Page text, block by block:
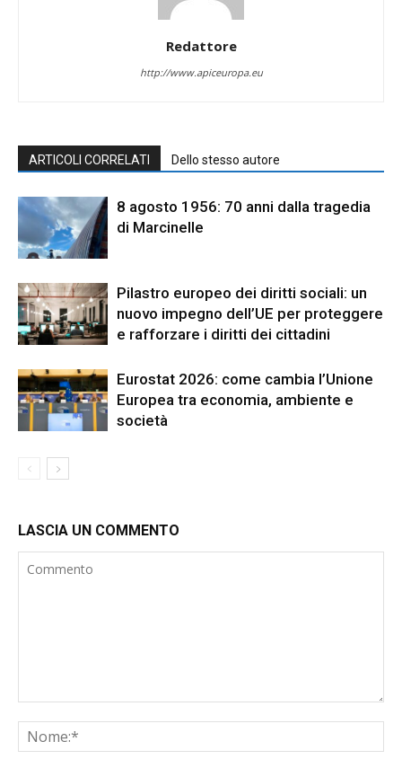
Redattore
http://www.apiceuropa.eu
ARTICOLI CORRELATI Dello stesso autore
8 agosto 1956: 70 anni dalla tragedia
di Marcinelle
Pilastro europeo dei diritti sociali: un
nuovo impegno dell’UE per proteggere
e rafforzare i diritti dei cittadini
Eurostat 2026: come cambia l’Unione
Europea tra economia, ambiente e
società
LASCIA UN COMMENTO